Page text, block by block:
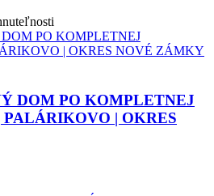
DOM PO KOMPLETNEJ
| OKRES